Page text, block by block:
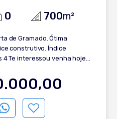
0 700m²
Gramado. Ótima
construtivo. Índice
hoje
os seu sonho.